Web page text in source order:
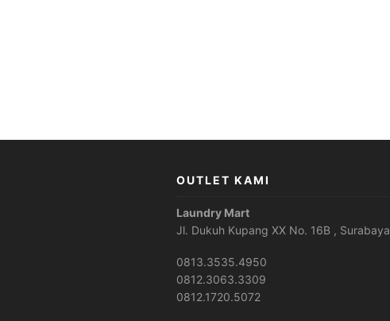
OUTLET KAMI
Laundry Mart
Jl. Dukuh Kupang XX No. 16B , Surabaya
0813.3535.4950
0812.3063.3309
0812.1720.5072